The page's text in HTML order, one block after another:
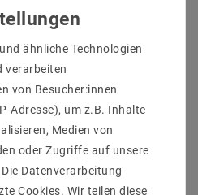
ähnliche Technologien
verarbeiten
von Besucher:innen
Adresse), um z.B. Inhalte
Medien von
oder Zugriffe auf unsere
Datenverarbeitung
Cookies. Wir teilen diese